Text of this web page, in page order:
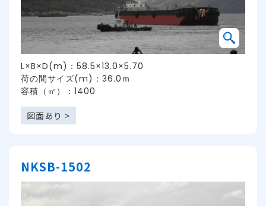
L×B×D(m)：58.5×13.0×5.70
荷の間サイズ(m)：36.0ｍ
容積（㎥）：1400
図面あり >
NKSB-1502